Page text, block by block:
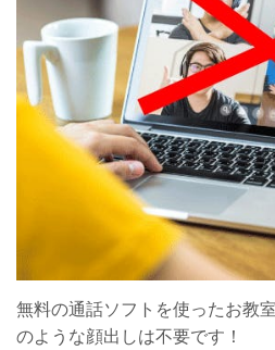
無料の通話ソフトを使ったお教
のような顔出しは不要です！